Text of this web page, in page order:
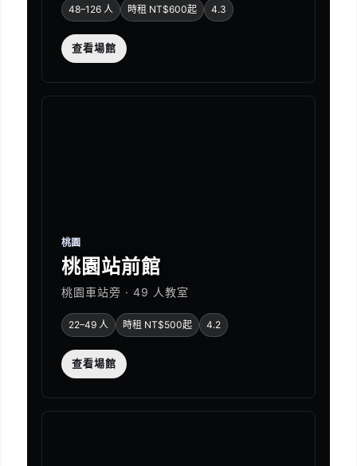
48–126 人 時租 NT$600起 4.3
查看場館
桃園
桃園站前館
桃園車站旁 · 49 人教室
22–49 人 時租 NT$500起 4.2
查看場館